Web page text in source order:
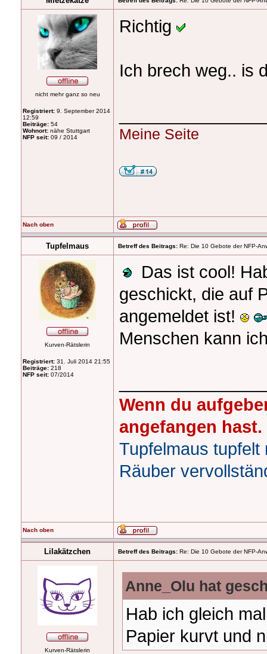
nicht mehr ganz so neu
Registriert: 9. September 2014
12:59
Beiträge: 54
Wohnort: nähe Stuttgart
NFP seit: 09 / 2014
Richtig
Ich brech weg.. is
Meine Seite
Nach oben
Tupfelmaus Betreff des Beitrags: Re: Die 10 Gebote der NFP-
Kurven-Rätslerin
Registriert: 31. Juli 2014 21:55
Beiträge: 218
NFP seit: 07/2014
Das ist cool!
geschickt, die auf
angemeldet ist!
Menschen kann
Wenn du
angefangen hast.
Tupfelmaus tupfelt
Räuber
Nach oben
Lilakätzchen Betreff des Beitrags: Re: Die 10 Gebote der NFP-
Kurven-Rätslerin
Anne_Olu hat
Hab ich gleich
Papier kurvt und